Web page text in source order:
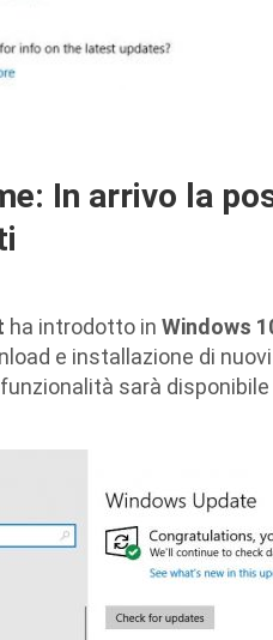
In arrivo la
ha introdotto in Windows
e installazione di
sarà